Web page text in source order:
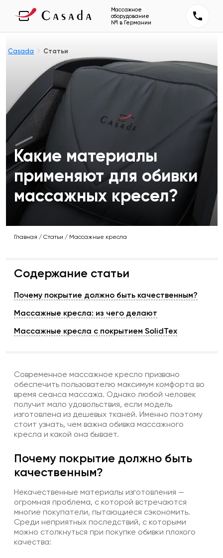
Массажное
оборудование
№1 в Германии
Casada Статьи
Какие материалы
применяют для обивки
массажных кресел?
Главная / Статьи / Массажные кресла
Содержание статьи
Почему покрытие должно быть качественным?
Массажные кресла: из чего делают
Массажные кресла с покрытием SolidTex
Современное массажное кресло призвано
обеспечить пользователю максимум комфорта во
время сеанса массажа. Однако любой человек
получит мало удовольствия, если модель
изготовлена из дешевых тканей. Именно поэтому
стоит узнать, чем важна обивка массажного
кресла и какой она бывает.
Почему покрытие должно быть
качественным?
Некачественные материалы изготовления —
огромная проблема, с которой встречаются
многие покупатели, пытающиеся сэкономить.
Среди неприятных последствий, с которыми
можно столкнуться при покупке обивки плохого
качества: